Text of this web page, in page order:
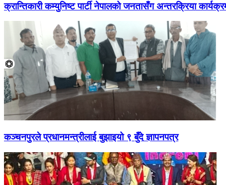
क्रान्तिकारी कम्युनिष्ट पार्टी नेपालको जनतासँग अन्तरक्रिया
कञ्चनपुरले प्रधानमन्त्रीलाई बुझाइयो ९ बुँदे ज्ञापनपत्र